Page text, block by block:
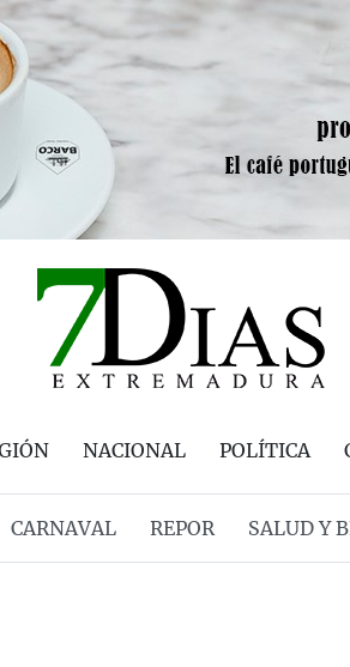
NACIONAL POLÍTICA
CARNAVAL REPOR SALUD Y